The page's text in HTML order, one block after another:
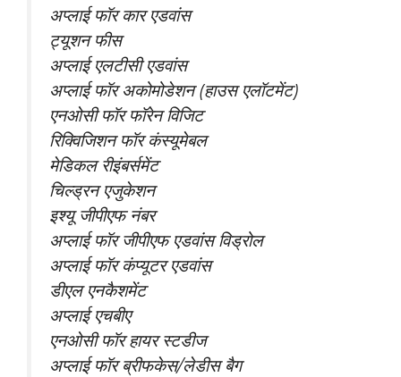
अप्लाई फॉर कार एडवांस
ट्यूशन फीस
अप्लाई एलटीसी एडवांस
अप्लाई फॉर अकोमोडेशन (हाउस एलॉटमेंट)
एनओसी फॉर फॉरेन विजिट
रिक्विजिशन फॉर कंस्यूमेबल
मेडिकल रीइंबर्समेंट
चिल्ड्रन एजुकेशन
इश्यू जीपीएफ नंबर
अप्लाई फॉर जीपीएफ एडवांस विड्रोल
अप्लाई फॉर कंप्यूटर एडवांस
डीएल एनकैशमेंट
अप्लाई एचबीए
एनओसी फॉर हायर स्टडीज
अप्लाई फॉर ब्रीफकेस/लेडीस बैग